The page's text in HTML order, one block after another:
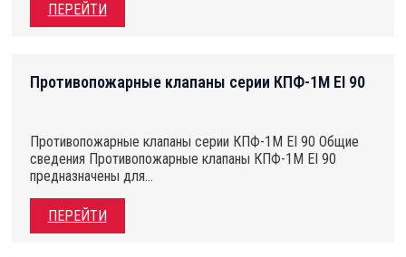
ПЕРЕЙТИ
Противопожарные клапаны серии КПФ-1М EI 90
Противопожарные клапаны серии КПФ-1М EI 90 Общие
сведения Противопожарные клапаны КПФ-1М EI 90
предназначены для…
ПЕРЕЙТИ